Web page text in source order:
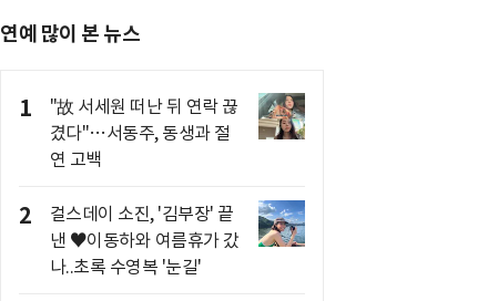
연예 많이 본 뉴스
1
"故 서세원 떠난 뒤 연락 끊
겼다"…서동주, 동생과 절
연 고백
2
걸스데이 소진, '김부장' 끝
낸 ♥이동하와 여름휴가 갔
나..초록 수영복 '눈길'